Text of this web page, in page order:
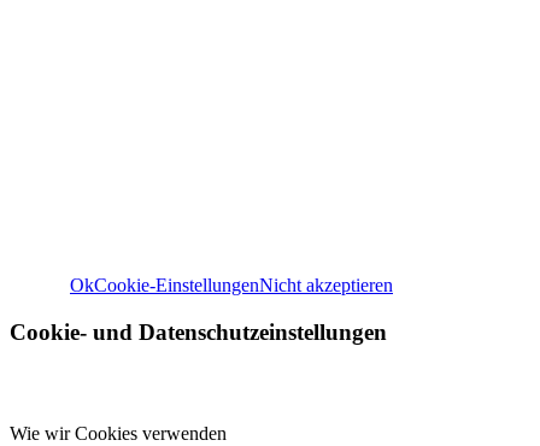
OkCookie-EinstellungenNicht akzeptieren
Cookie- und Datenschutzeinstellungen
Wie wir Cookies verwenden